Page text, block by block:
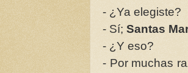
- ¿Ya elegiste?
- Sí; Santas
- ¿Y eso?
- Por muchas